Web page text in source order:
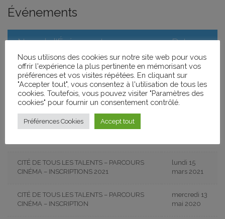
Événements
Nom de l'Événement Date
CANDIDATURE CITÉ DE TOUS LES TALENTS
– PARCOURS CINÉMA 2026
lundi 30
mars 2026
CANDIDATURE CITÉ DE TOUS LES TALENTS
– PARCOURS CINÉMA 2025
jeudi 27
février 2025
CANDIDATURES CITÉ DE TOUS LES
CITÉ DE TOUS LES TALENTS – PARCOURS
CINÉMA – INSCRIPTIONS 2021
lundi 15
mars 2021
CITÉ DE TOUS LES TALENTS – PARCOURS
CINÉMA – INSCRIPTION
mercredi 13
mai 2020
Nous utilisons des cookies sur notre site web pour vous
offrir l'expérience la plus pertinente en mémorisant vos
préférences et vos visites répétées. En cliquant sur
"Accepter tout", vous consentez à l'utilisation de tous les
cookies. Toutefois, vous pouvez visiter "Paramètres des
cookies" pour fournir un consentement contrôlé.
Préférences Cookies Accept tout